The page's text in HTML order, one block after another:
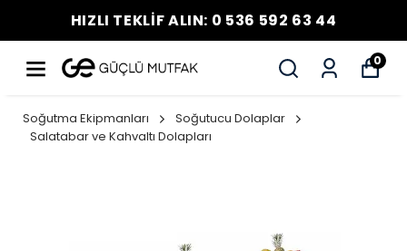
HIZLI TEKLİF ALIN: 0 536 592 63 44
0
Soğutma Ekipmanları
Soğutucu Dolaplar
Salatabar ve Kahvaltı Dolapları